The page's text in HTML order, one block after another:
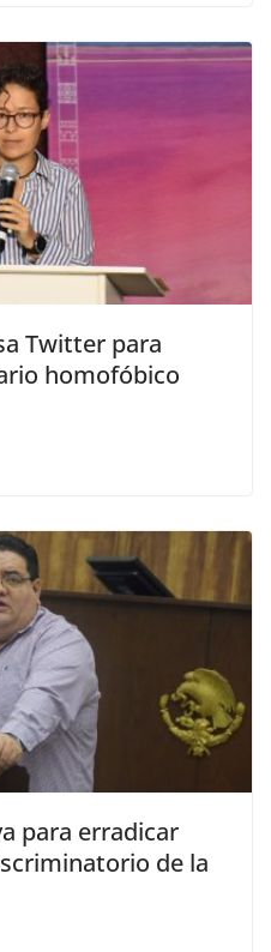
Twitter para
homofóbico
para erradicar
de la